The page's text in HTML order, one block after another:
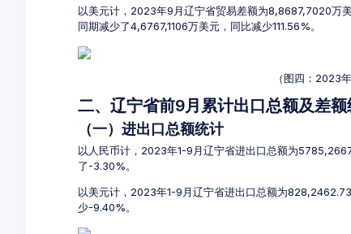
以美元计，2023年9月辽宁省贸易差额为8,8687,7020万
同期减少了4,6767,1106万美元，同比减少111.56%。
（图四：2023
二、辽宁省前9月累计出口总额及差额
（一）进出口总额统计
以人民币计，2023年1-9月辽宁省进出口总额为
了-3.30%。
以美元计，2023年1-9月辽宁省进出口总额为
少-9.40%。